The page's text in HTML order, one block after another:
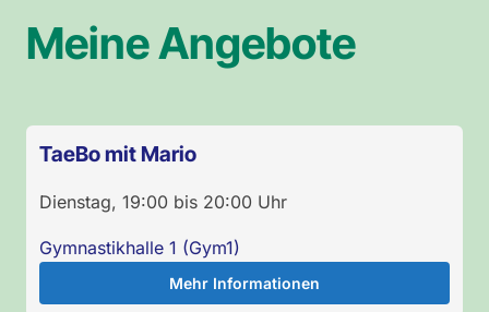
Meine Angebote
TaeBo mit Mario
Dienstag, 19:00 bis 20:00 Uhr
Gymnastikhalle 1 (Gym1)
Mehr Informationen